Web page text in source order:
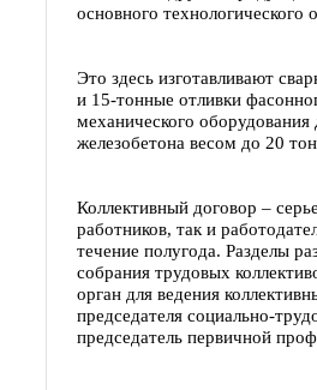
основного технологического
Это здесь изготавливают
и 15-тонные отливки
механического
железобетона весом до 20
Коллективный договор –
работников, так и
течение полугода. Разделы
собрания трудовых
орган для ведения
председателя социально-
председатель первичной